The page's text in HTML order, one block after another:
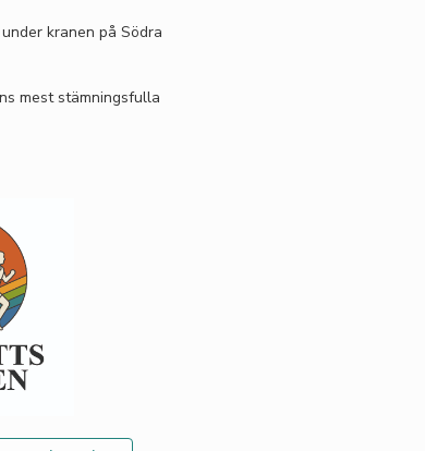
kranen på Södra
mest stämningsfulla